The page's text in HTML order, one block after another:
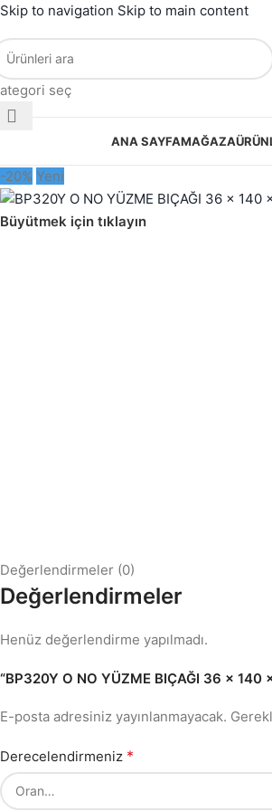
Skip to navigation Skip to main content
seç
ANA SAYFAMAĞAZA
-20% Yeni
Büyütmek için tıklayın
Değerlendirmeler (0)
Değerlendirmeler
Henüz değerlendirme yapılmadı.
“BP320Y O NO YÜZME BIÇAĞI 36 x
E-posta adresiniz yayınlanmayacak.
Derecelendirmeniz *